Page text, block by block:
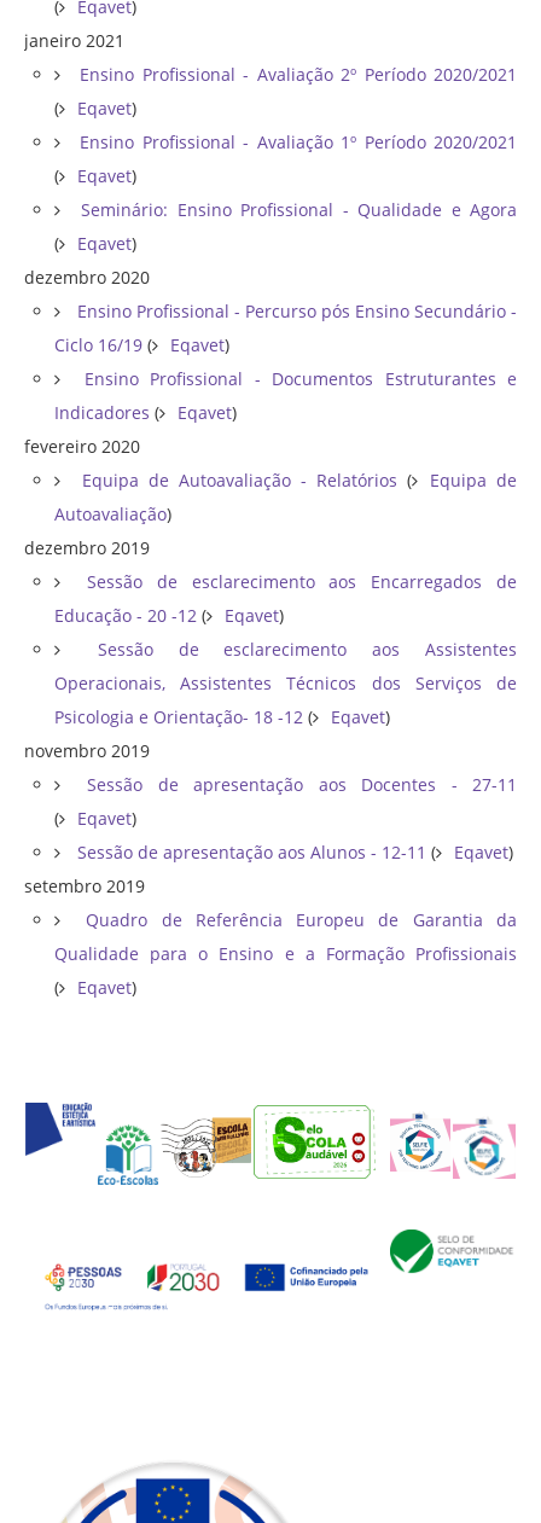
(
Eqavet)
janeiro 2021
Ensino Profissional - Avaliação 2º Período 2020/2021
(
Eqavet)
Ensino Profissional - Avaliação 1º Período 2020/2021
(
Eqavet)
Seminário: Ensino Profissional - Qualidade e Agora
(
Eqavet)
dezembro 2020
Ensino Profissional - Percurso pós Ensino Secundário -
Ciclo 16/19 ( Eqavet)
Ensino Profissional - Documentos Estruturantes e
Indicadores ( Eqavet)
fevereiro 2020
Equipa de Autoavaliação - Relatórios (
Equipa de
Autoavaliação)
dezembro 2019
Sessão de esclarecimento aos Encarregados de
Educação - 20 -12 ( Eqavet)
Sessão de esclarecimento aos Assistentes
Operacionais, Assistentes Técnicos dos Serviços de
Psicologia e Orientação- 18 -12 ( Eqavet)
novembro 2019
Sessão de apresentação aos Docentes - 27-11
(
Eqavet)
Sessão de apresentação aos Alunos - 12-11 ( Eqavet)
setembro 2019
Quadro de Referência Europeu de Garantia da
Qualidade para o Ensino e a Formação Profissionais
(
Eqavet)